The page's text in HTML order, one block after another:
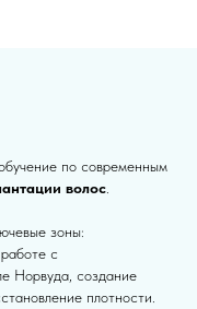
по современным
волос.
зоны:
с
Норвуда, создание
плотности.